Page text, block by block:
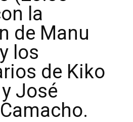
la
de Manu
los
de Kiko
José